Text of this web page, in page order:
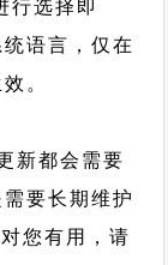
行选择即
语言，仅在
。
新都会需要
要长期维护
您有用，请